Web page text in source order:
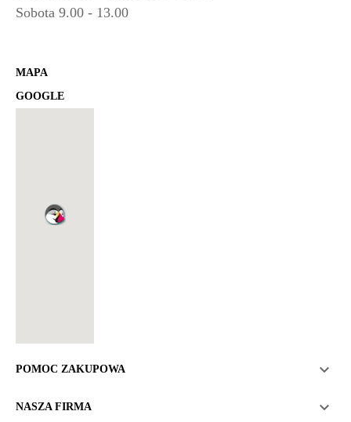
Sobota 9.00 - 13.00
MAPA
GOOGLE
POMOC ZAKUPOWA 
NASZA FIRMA 